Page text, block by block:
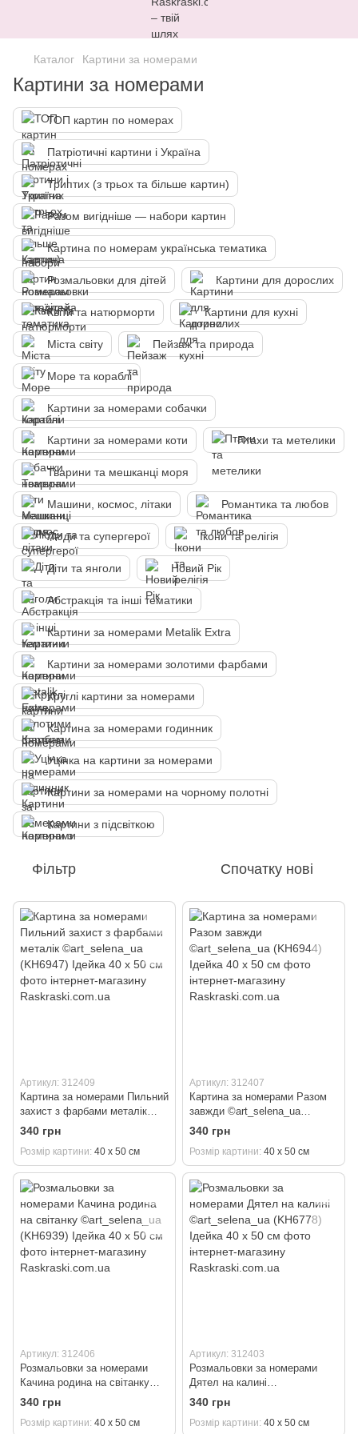
Каталог Картини за номерами
Картини за номерами
ТОП картин по номерах
Патріотичні картини і Україна
Триптих (з трьох та більше картин)
Разом вигідніше — набори картин
Картина по номерам українська тематика
Розмальовки для дітей Картини для дорослих
Квіти та натюрморти Картини для кухні
Міста світу Пейзаж та природа
Море та кораблі
Картини за номерами собачки
Картини за номерами коти Птахи та метелики
Тварини та мешканці моря
Машини, космос, літаки Романтика та любов
Люди та супергерої Ікони та релігія
Діти та янголи Новий Рік
Абстракція та інші тематики
Картини за номерами Metalik Extra
Картини за номерами золотими фарбами
Круглі картини за номерами
Картина за номерами годинник
Уцінка на картини за номерами
Картини за номерами на чорному полотні
Картини з підсвіткою
Фільтр Спочатку нові
Артикул: 312409
Картина за номерами Пильний
захист з фарбами металік
©art_selena_ua (KH6947)
Ідейка 40 х 50 см
340 грн
Розмір картини 40 х 50 см
Артикул: 312407
Картина за номерами Разом
завжди ©art_selena_ua
(KH6944) Ідейка 40 х 50 см
340 грн
Розмір картини 40 х 50 см
Артикул: 312406
Розмальовки за номерами
Качина родина на світанку
©art_selena_ua (KH6939)
Ідейка 40 х 50 см
340 грн
Розмір картини 40 х 50 см
Артикул: 312403
Розмальовки за номерами
Дятел на калині
©art_selena_ua (KH6778)
Ідейка 40 х 50 см
340 грн
Розмір картини 40 х 50 см